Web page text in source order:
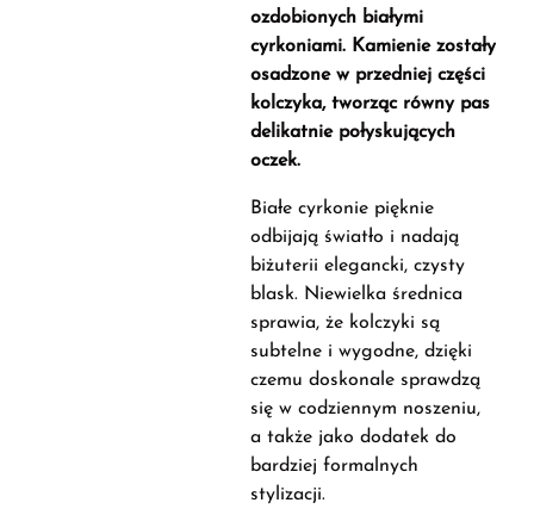
ozdobionych białymi
cyrkoniami. Kamienie zostały
osadzone w przedniej części
kolczyka, tworząc równy pas
delikatnie połyskujących
oczek.
Białe cyrkonie pięknie
odbijają światło i nadają
biżuterii elegancki, czysty
blask. Niewielka średnica
sprawia, że kolczyki są
subtelne i wygodne, dzięki
czemu doskonale sprawdzą
się w codziennym noszeniu,
a także jako dodatek do
bardziej formalnych
stylizacji.